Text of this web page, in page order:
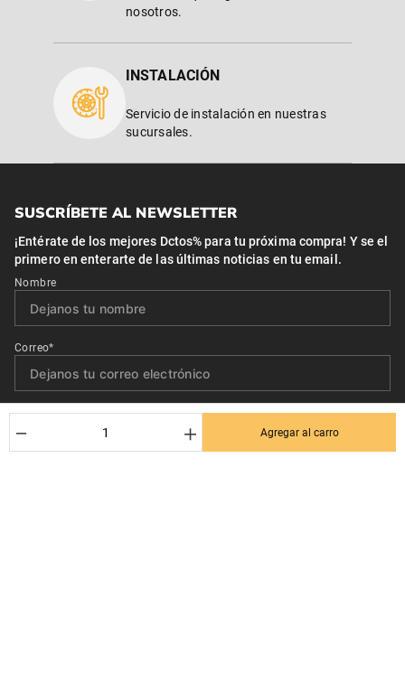
＋
－ Agregar al carro
nosotros.
INSTALACIÓN
Servicio de instalación en nuestras
sucursales.
SUSCRÍBETE AL NEWSLETTER
¡Entérate de los mejores Dctos% para tu próxima compra! Y se el
primero en enterarte de las últimas noticias en tu email.
Nombre
Correo*
Quiero recibir el newsletter con promociones.